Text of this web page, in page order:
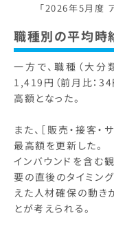
「2026年5月度
職種別の平均時
一方で、職種（大分
1,419円（前月比：34
高額となった。
また、［販売・接客
最高額を更新した。
インバウンドを含む
要の直後のタイミン
えた人材確保の動き
とが考えられる。